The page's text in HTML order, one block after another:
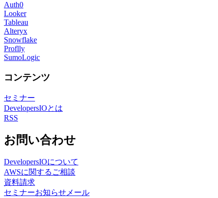
Auth0
Looker
Tableau
Alteryx
Snowflake
Proflly
SumoLogic
コンテンツ
セミナー
DevelopersIOとは
RSS
お問い合わせ
DevelopersIOについて
AWSに関するご相談
資料請求
セミナーお知らせメール